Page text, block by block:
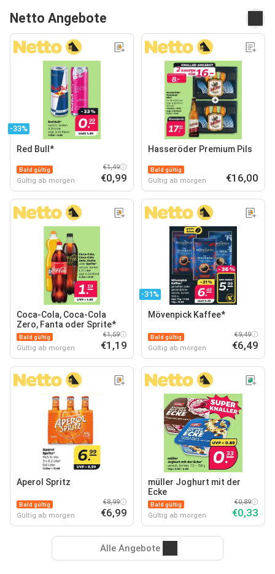
Netto Angebote
-33%
Red Bull*
Bald gültig
Gültig ab morgen
€1,49
€0,99
Hasseröder Premium Pils
Bald gültig
Gültig ab morgen €16,00
Coca-Cola, Coca-Cola
Zero, Fanta oder Sprite*
Bald gültig
Gültig ab morgen
€1,59
€1,19
-31%
Mövenpick Kaffee*
Bald gültig
Gültig ab morgen
€9,49
€6,49
Aperol Spritz
Bald gültig
Gültig ab morgen
€8,99
€6,99
müller Joghurt mit der
Ecke
Bald gültig
Gültig ab morgen
€0,89
€0,33
Alle Angebote